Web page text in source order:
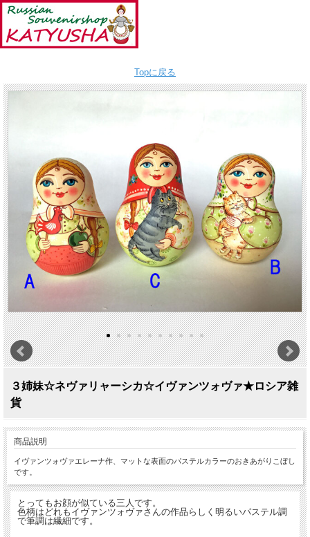
Topに戻る
３姉妹☆ネヴァリャーシカ☆イヴァンツォヴァ★ロシア雑
貨
商品説明
イヴァンツォヴァエレーナ作、マットな表面のパステルカラーのおきあがりこぼし
です。
とってもお顔が似ている三人です。
色柄はどれもイヴァンツォヴァさんの作品らしく明るいパステル調
で筆調は繊細です。